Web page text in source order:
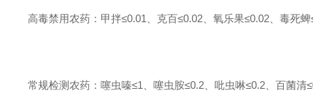
高毒禁用农药：甲拌≤0.01、克百≤0.02、氧乐果≤0.02、毒死
常规检测农药：噻虫嗪≤1、噻虫胺≤0.2、吡虫啉≤0.2、百菌清